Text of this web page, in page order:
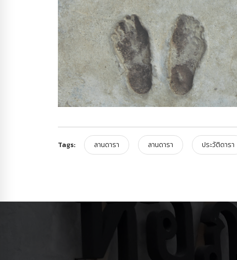
Tags: ลานดารา ลานดารา ประวัติดารา